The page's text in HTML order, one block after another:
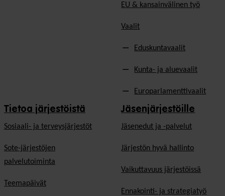
EU & kansainvälinen työ
Vaalit
Eduskuntavaalit
Kunta- ja aluevaalit
Europarlamenttivaalit
Tietoa järjestöistä
Sosiaali- ja terveysjärjestöt
Sote-järjestöjen
palvelutoiminta
Teemapäivät
Jäsenjärjestöille
Jäsen­edut ja -palvelut
Järjestön hyvä hallinto
Vaikuttavuus järjestöissä
Ennakointi- ja strategiatyö